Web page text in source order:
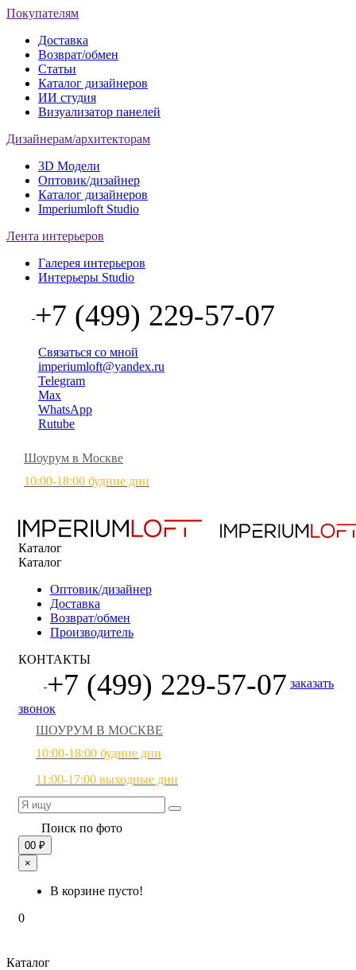
Покупателям
Доставка
Возврат/обмен
Статьи
Каталог дизайнеров
ИИ студия
Визуализатор панелей
Дизайнерам/архитекторам
3D Модели
Оптовик/дизайнер
Каталог дизайнеров
Imperiumloft Studio
Лента интерьеров
Галерея интерьеров
Интерьеры Studio
+7 (499) 229-57-07
Связаться со мной
imperiumloft@yandex.ru
Telegram
Max
WhatsApp
Rutube
Шоурум в Москве
10:00-18:00 будние дни
Каталог
Каталог
Оптовик/дизайнер
Доставка
Возврат/обмен
Производитель
КОНТАКТЫ
+7 (499) 229-57-07 заказать
звонок
ШОУРУМ В МОСКВЕ
10:00-18:00 будние дни
11:00-17:00 выходные дни
Поиск по фото
00 ₽
×
В корзине пусто!
0
Каталог